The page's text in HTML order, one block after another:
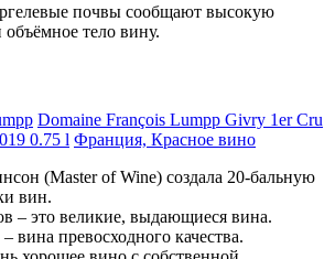
почвы сообщают высокую
объёмное тело вину.
Domaine François Lumpp Givry 1er Cru
0.75 l Франция, Красное вино
(Master of Wine) создала 20-бальную
вин.
– это великие, выдающиеся вина.
вина превосходного качества.